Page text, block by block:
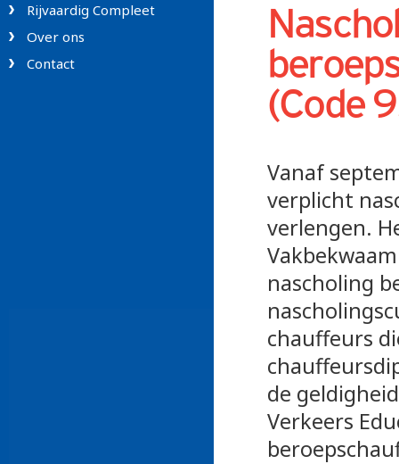
Rijvaardig Compleet
Over ons
Contact
(Code
Vanaf
verplicht
verlengen.
nascholing
chauffeurs
de
Verkeers